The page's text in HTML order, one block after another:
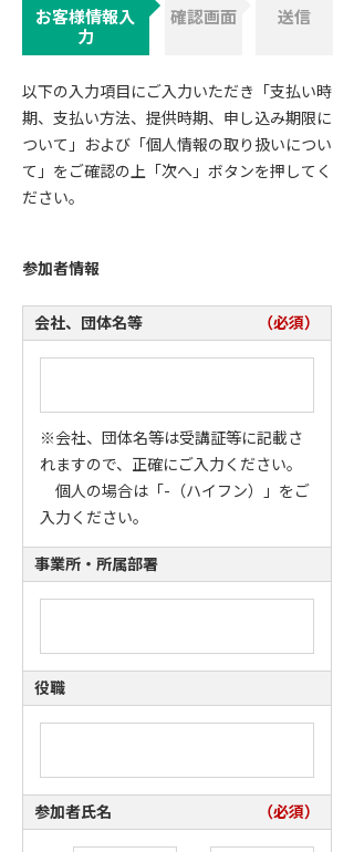
お客様情報入
力
確認画面
送信
以下の入力項目にご入力いただき「支払い時
期、支払い方法、提供時期、申し込み期限に
ついて 」および「個人情報の取り扱いについ
て 」をご確認の上「次へ」ボタンを押してく
ださい。
参加者情報
会社、団体名等 （必須）
※会社、団体名等は受講証等に記載さ
れますので、正確にご入力ください。
個人の場合は「-（ハイフン）」をご
入力ください。
事業所・所属部署
役職
参加者氏名 （必須）